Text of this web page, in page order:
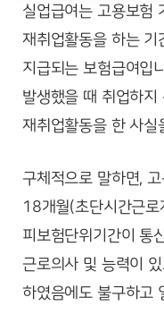
실업급여는 고용보험
재취업활동을 하는
지급되는 보험급여입
발생했을 때 취업하지
재취업활동을 한 사실
구체적으로 말하면,
18개월(초단시간근
피보험단위기간이 통
근로의사 및 능력이
하였음에도 불구하고